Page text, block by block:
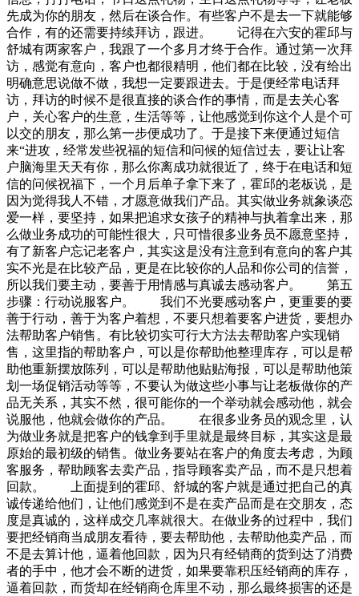
先成为你的朋友，然后在谈合作。有些客户不是去一下就能够
合作，有的还需要持续拜访，跟进。 记得在六安的霍邱与
舒城有两家客户，我跟了一个多月才终于合作。通过第一次拜
访，感觉有意向，客户也都很精明，他们都在比较，没有给出
明确意思说做不做，我想一定要跟进去。于是便经常电话拜
访，拜访的时候不是很直接的谈合作的事情，而是去关心客
户，关心客户的生意，生活等等，让他感觉到你这个人是个可
以交的朋友，那么第一步便成功了。于是接下来便通过短信
来“进攻，经常发些祝福的短信和问候的短信过去，要让让客
户脑海里天天有你，那么你离成功就很近了，终于在电话和短
信的问候祝福下，一个月后单子拿下来了，霍邱的老板说，是
因为觉得我人不错，才愿意做我们产品。其实做业务就象谈恋
爱一样，要坚持，如果把追求女孩子的精神与执着拿出来，那
么做业务成功的可能性很大，只可惜很多业务员不愿意坚持，
有了新客户忘记老客户，其实这是没有注意到有意向的客户其
实不光是在比较产品，更是在比较你的人品和你公司的信誉，
所以我们要主动，要善于用情感与真诚去感动客户。 第五
步骤：行动说服客户。 我们不光要感动客户，更重要的要
善于行动，善于为客户着想，不要只想着要客户进货，要想办
法帮助客户销售。有比较切实可行大方法去帮助客户实现销
售，这里指的帮助客户，可以是你帮助他整理库存，可以是帮
助他重新摆放陈列，可以是帮助他贴贴海报，可以是帮助他策
划一场促销活动等等，不要认为做这些小事与让老板做你的产
品无关系，其实不然，很可能你的一个举动就会感动他，就会
说服他，他就会做你的产品。 在很多业务员的观念里，认
为做业务就是把客户的钱拿到手里就是最终目标，其实这是最
原始的最初级的销售。做业务要站在客户的角度去考虑，为顾
客服务，帮助顾客去卖产品，指导顾客卖产品，而不是只想着
回款。 上面提到的霍邱、舒城的客户就是通过把自己的真
诚传递给他们，让他们感觉到不是在卖产品而是在交朋友，态
度是真诚的，这样成交几率就很大。在做业务的过程中，我们
要把经销商当成朋友看待，要去帮助他，去帮助他卖产品，而
不是去算计他，逼着他回款，因为只有经销商的货到达了消费
者的手中，他才会不断的进货，如果要靠积压经销商的库存，
逼着回款，而货却在经销商仓库里不动，那么最终损害的还是